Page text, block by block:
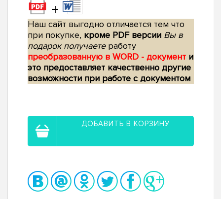
+
Наш сайт выгодно отличается тем что
при покупке, кроме PDF версии Вы в
подарок получаетеработу
преобразованную в WORD - документ и
это предоставляет качественно другие
возможности при работе с документом
ДОБАВИТЬ В КОРЗИНУ